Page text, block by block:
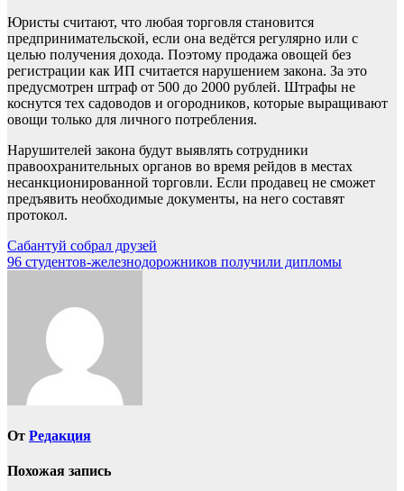
Юристы считают, что любая торговля становится
предпринимательской, если она ведётся регулярно или с
целью получения дохода. Поэтому продажа овощей без
регистрации как ИП считается нарушением закона. За это
предусмотрен штраф от 500 до 2000 рублей. Штрафы не
коснутся тех садоводов и огородников, которые выращивают
овощи только для личного потребления.
Нарушителей закона будут выявлять сотрудники
правоохранительных органов во время рейдов в местах
несанкционированной торговли. Если продавец не сможет
предъявить необходимые документы, на него составят
протокол.
Навигация
по
Сабантуй собрал друзей
96 студентов-железнодорожников получили дипломы
От Редакция
Похожая запись